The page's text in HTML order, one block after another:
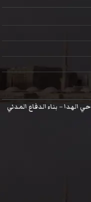
الهدا – بناء الدفاع المدني